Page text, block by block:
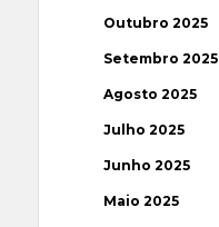
Outubro 2025
Setembro 2025
Agosto 2025
Julho 2025
Junho 2025
Maio 2025